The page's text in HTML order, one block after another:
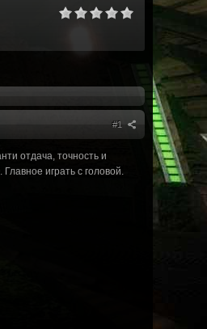
#1
отдача, точность и
играть с головой.